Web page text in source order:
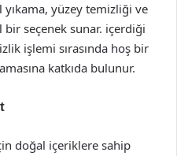
yıkama, yüzey temizliği ve
seçenek sunar. içerdiği
işlemi sırasında hoş bir
katkıda bulunur.
doğal içeriklere sahip